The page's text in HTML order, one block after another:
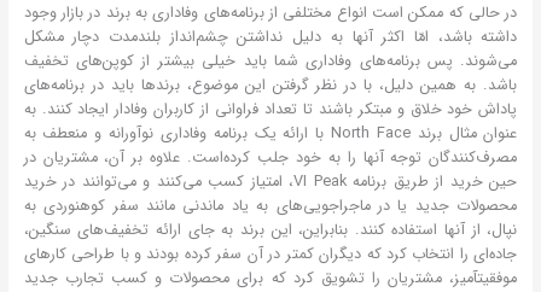
در حالی که ممکن است انواع مختلفی از برنامه‌های وفاداری به برند در بازار وجود
داشته باشد، امّا اکثر آنها به دلیل نداشتن چشم‌انداز بلندمدت دچار مشکل
می‌شوند. پس برنامه‌های وفاداری شما باید خیلی بیشتر از کوپن‌های تخفیف
باشد. به همین دلیل، با در نظر گرفتن این موضوع، برندها باید در برنامه‌های
پاداش خود خلاق و مبتکر باشند تا تعداد فراوانی از کاربران وفادار ایجاد کنند. به
عنوان مثال برند North Face با ارائه یک برنامه وفاداری نوآورانه و منعطف به
مصرف‌کنندگان توجه آنها را به خود جلب کرده‌است. علاوه بر آن، مشتریان در
حین خرید از طریق برنامه VI Peak، امتیاز کسب می‌کنند و می‌توانند در خرید
محصولات جدید یا در ماجراجویی‌های به یاد ماندنی مانند سفر کوهنوردی به
نپال، از آنها استفاده کنند. بنابراین، این برند به جای ارائه تخفیف‌های سنگین،
جاده‌ای را انتخاب کرد که دیگران کمتر در آن سفر کرده بودند و با طراحی کارهای
موفقیتآمیز، مشتریان را تشویق کرد که برای محصولات و کسب تجارب جدید